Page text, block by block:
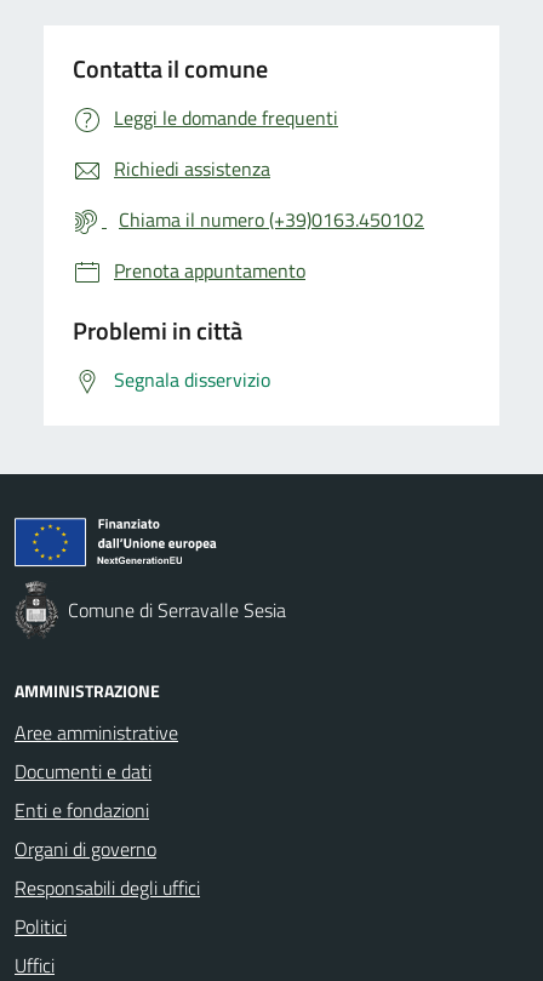
Contatta il comune
Leggi le domande frequenti
Richiedi assistenza
Chiama il numero (+39)0163.450102
Prenota appuntamento
Problemi in città
Segnala disservizio
Comune di Serravalle Sesia
AMMINISTRAZIONE
Aree amministrative
Documenti e dati
Enti e fondazioni
Organi di governo
Responsabili degli uffici
Politici
Uffici